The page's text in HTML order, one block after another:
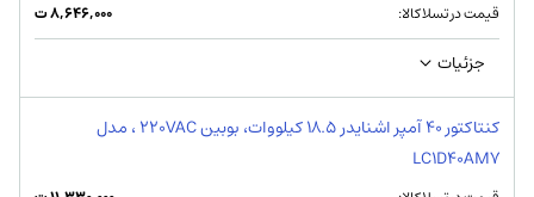
قیمت در تسلاکالا: ۸,۶۴۶,۰۰۰ت
جزئیات
کنتاکتور 40 آمپر اشنایدر 18.5 کیلووات، بوبین 220VAC ، مدل
LC1D40AM7